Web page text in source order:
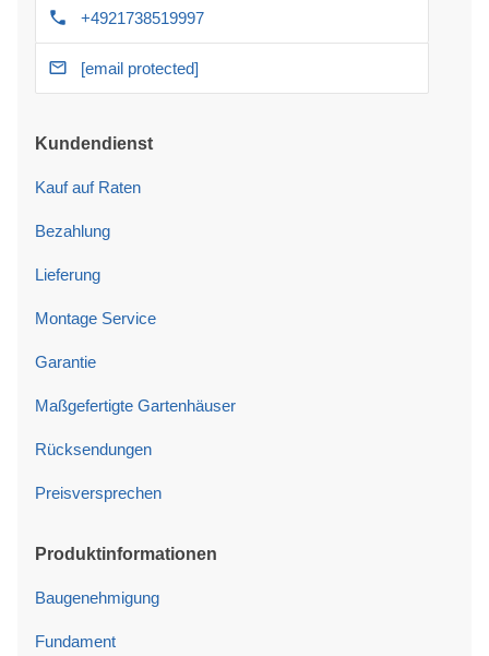
+4921738519997
[email protected]
Kundendienst
Kauf auf Raten
Bezahlung
Lieferung
Montage Service
Garantie
Maßgefertigte Gartenhäuser
Rücksendungen
Preisversprechen
Produktinformationen
Baugenehmigung
Fundament